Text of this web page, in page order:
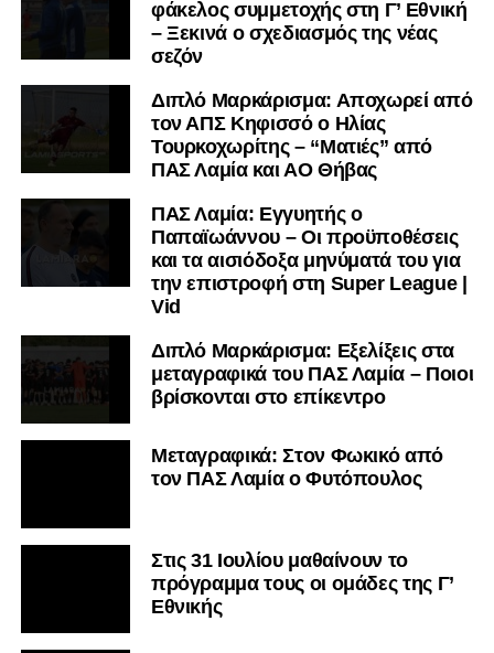
φάκελος συμμετοχής στη Γ’ Εθνική
– Ξεκινά ο σχεδιασμός της νέας
σεζόν
Διπλό Μαρκάρισμα: Αποχωρεί από
τον ΑΠΣ Κηφισσό ο Ηλίας
Τουρκοχωρίτης – “Ματιές” από
ΠΑΣ Λαμία και ΑΟ Θήβας
ΠΑΣ Λαμία: Εγγυητής ο
Παπαϊωάννου – Οι προϋποθέσεις
και τα αισιόδοξα μηνύματά του για
την επιστροφή στη Super League |
Vid
Διπλό Μαρκάρισμα: Εξελίξεις στα
μεταγραφικά του ΠΑΣ Λαμία – Ποιοι
βρίσκονται στο επίκεντρο
Μεταγραφικά: Στον Φωκικό από
τον ΠΑΣ Λαμία ο Φυτόπουλος
Στις 31 Ιουλίου μαθαίνουν το
πρόγραμμα τους οι ομάδες της Γ’
Εθνικής